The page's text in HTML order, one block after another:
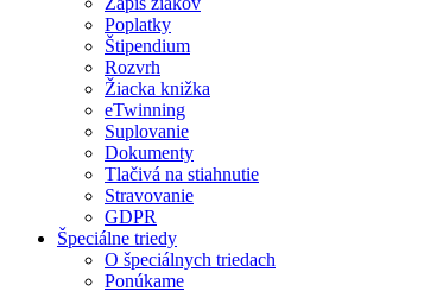
Poplatky
Štipendium
Rozvrh
Žiacka knižka
eTwinning
Suplovanie
Dokumenty
Tlačivá na stiahnutie
Stravovanie
GDPR
Špeciálne triedy
O špeciálnych triedach
Ponúkame